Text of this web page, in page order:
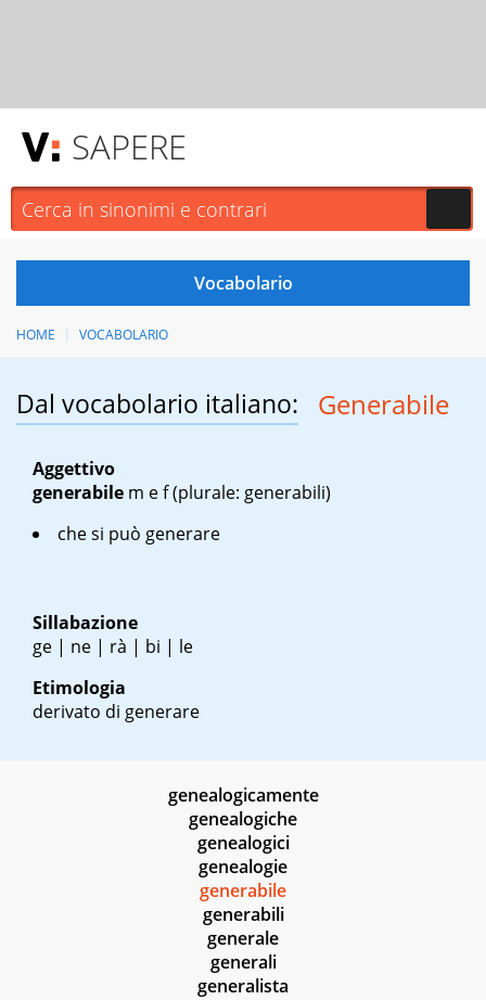
SAPERE
HOME VOCABOLARIO
Dal vocabolario italiano: Generabile
Aggettivo
generabile m ef(plurale: generabili)
che si può generare
Sillabazione
ge | ne | rà | bi | le
Etimologia
derivato di generare
genealogicamente
genealogiche
genealogici
genealogie
generabile
generabili
generale
generali
generalista